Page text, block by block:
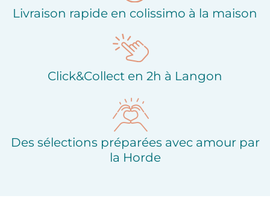
Livraison rapide en colissimo à la maison
Click&Collect en 2h à Langon
Des sélections préparées avec amour par
la Horde